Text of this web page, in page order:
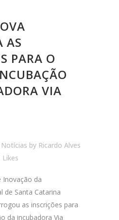
AS
PARA O
VIA
Notícias by Ricardo Alves
Likes
Inovação da
de Santa Catarina
as inscrições para
da incubadora Via